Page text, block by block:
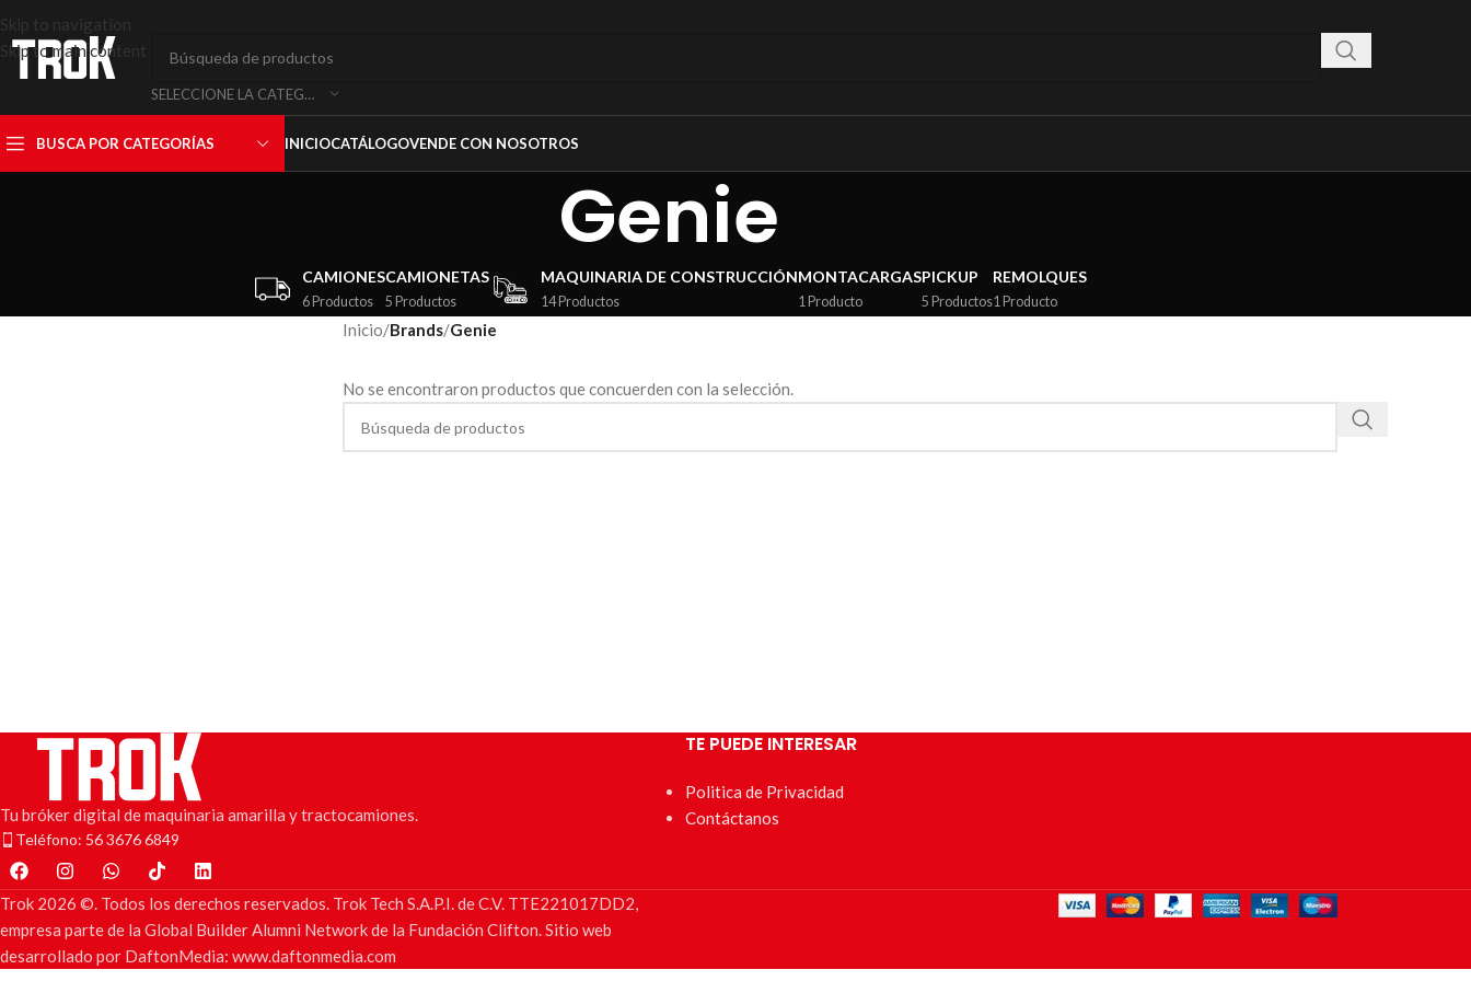
Skip to navigation
Skip to main content
SELECCIONE LA CATEGORÍA
BUSCA POR CATEGORÍAS INICIOCATÁLOGOVENDE CON NOSOTROS
Genie
CAMIONES
6 Productos
CAMIONETAS
5 Productos
MAQUINARIA DE CONSTRUCCIÓN
14 Productos
MONTACARGAS
1 Producto
PICKUP
5 Productos
REMOLQUES
1 Producto
Inicio/Brands/Genie
No se encontraron productos que concuerden con la selección.
Tu bróker digital de maquinaria amarilla y tractocamiones.
Teléfono: 56 3676 6849
TE PUEDE INTERESAR
Politica de Privacidad
Contáctanos
Trok 2026 ©. Todos los derechos reservados. Trok Tech S.A.P.I. de C.V. TTE221017DD2,
empresa parte de la Global Builder Alumni Network de la Fundación Clifton. Sitio web
desarrollado por DaftonMedia: www.daftonmedia.com